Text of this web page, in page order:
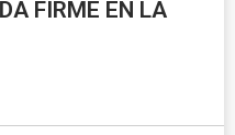
FIRME EN LA